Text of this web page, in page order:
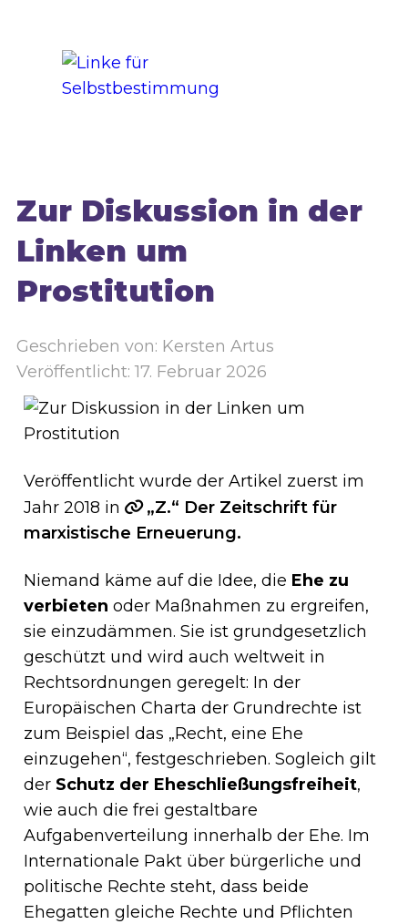
Zur Diskussion in der
Linken um
Prostitution
Geschrieben von: Kersten Artus
Veröffentlicht: 17. Februar 2026
Veröffentlicht wurde der Artikel zuerst im
Jahr 2018 in
„Z.“ Der Zeitschrift für
marxistische Erneuerung.
Niemand käme auf die Idee, die Ehe zu
verbieten oder Maßnahmen zu ergreifen,
sie einzudämmen. Sie ist grundgesetzlich
geschützt und wird auch weltweit in
Rechtsordnungen geregelt: In der
Europäischen Charta der Grundrechte ist
zum Beispiel das „Recht, eine Ehe
einzugehen“, festgeschrieben. Sogleich gilt
der Schutz der Eheschließungsfreiheit,
wie auch die frei gestaltbare
Aufgabenverteilung innerhalb der Ehe. Im
Internationale Pakt über bürgerliche und
politische Rechte steht, dass beide
Ehegatten gleiche Rechte und Pflichten